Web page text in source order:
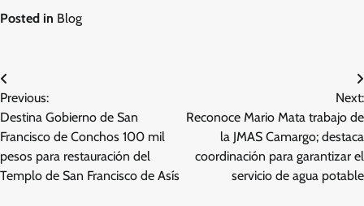
Posted in Blog
Navegación
de
entradas
Previous:
Destina Gobierno de San
Francisco de Conchos 100 mil
pesos para restauración del
Templo de San Francisco de Asís
Next:
Reconoce Mario Mata trabajo de
la JMAS Camargo; destaca
coordinación para garantizar el
servicio de agua potable